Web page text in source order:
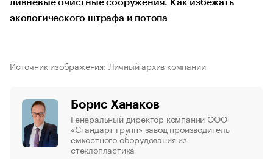
ливневые очистные сооружения. Как избежать
экологического штрафа и потопа
Источник изображения: Личный архив компании
Борис Ханаков
Генеральный директор компании ООО
«Стандарт групп» завод производитель
емкостного оборудования из
стеклопластика